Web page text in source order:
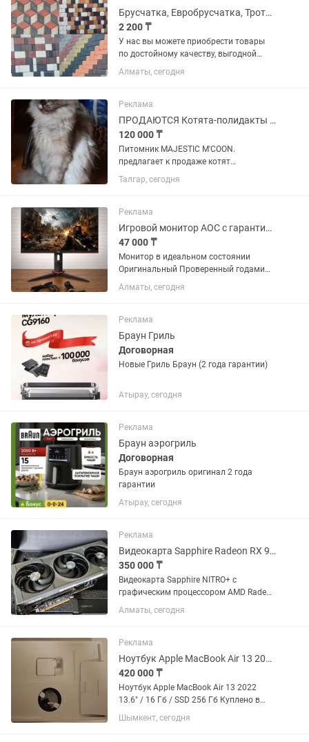
Брусчатка, Евробрусчатка, Тротуарные плитки
2 200 ₸
У нас вы можете приобрести товары
по достойному качеству, выгодной
цене и по гарантии. В наличии имеются
различные виды на «БРУСЧАТКА» ,
(мрамор)», «ПЛИТКА» ,...
Алматы, сегодня
Реклама
ПРОДАЮТСЯ Котята-полидакты породы Мейн-Кун ( кошечки) из питомника
120 000 ₸
Питомник MAJESTIC M'COON.
предлагает к продаже котят
полидактов-кошечки с отличными
породными данными. В шикарных
Серебряный черепаховый Породы
Мейн-Кун. Родители...
Талгар, сегодня
Реклама
Игровой монитор AOC с гарантией и доставкой
47 000 ₸
Монитор в идеальном состоянии
Оригинальный Проверенный годами
бренд Безрамочный Редкая матрица
Алматы, сегодня
Реклама
Браун Гриль
Договорная
Новые Гриль Браун (2 года гарантии)
Атырау, сегодня
Реклама
Браун аэрогриль
Договорная
Браун аэрогриль оригинал 2 года
гарантии
Атырау, сегодня
Реклама
Видеокарта Sapphire Radeon RX 9070 NITROAMD 16 ГБ
350 000 ₸
Видеокарта Sapphire NITRO+ с
графическим процессором AMD Radeon
RX 9070 демонстрирует высокую
производительность в играх и
Частота GPU достигает 2700 МГц в
режиме Boost,...
Алматы, сегодня
Реклама
Ноутбук Apple MacBook Air 13 2022 13.6 / 16 Гб / SSD 256 Гб
420 000 ₸
Ноутбук Apple MacBook Air 13 2022
13.6" / 16 Гб / SSD 256 Гб Куплено в
октябре 2025 (еще на гарантии)
Батарея 100%, цикл 8 (не пользовался)
Шымкент, сегодня